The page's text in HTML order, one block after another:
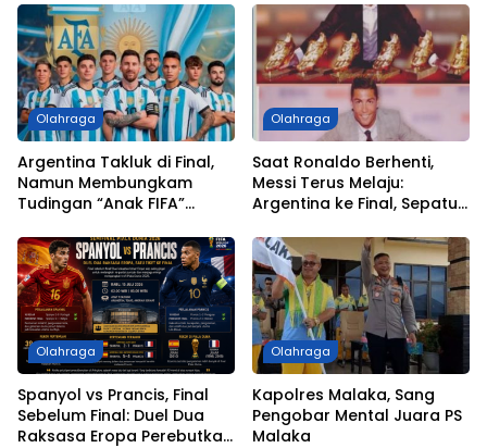
Olahraga
Argentina Takluk di Final,
Namun Membungkam
Tudingan “Anak FIFA”
Partai Puncak
Olahraga
Saat Ronaldo Berhenti,
Messi Terus Melaju:
Argentina ke Final, Sepatu
Lagi
Olahraga
Spanyol vs Prancis, Final
Sebelum Final: Duel Dua
Raksasa Eropa Perebutkan
Olahraga
Kapolres Malaka, Sang
Pengobar Mental Juara PS
Malaka